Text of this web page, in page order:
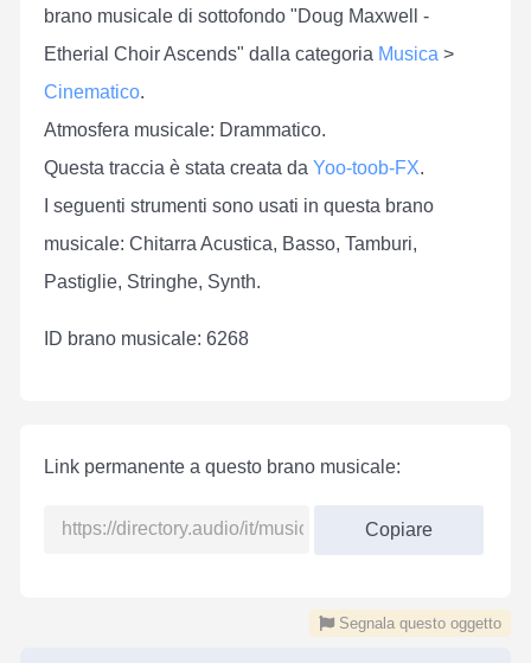
brano musicale di sottofondo "Doug Maxwell -
Etherial Choir Ascends" dalla categoria Musica >
Cinematico.
Atmosfera musicale: Drammatico.
Questa traccia è stata creata da Yoo-toob-FX.
I seguenti strumenti sono usati in questa brano
musicale: Chitarra Acustica, Basso, Tamburi,
Pastiglie, Stringhe, Synth.
ID brano musicale: 6268
Link permanente a questo brano musicale:
Copiare
Segnala questo oggetto